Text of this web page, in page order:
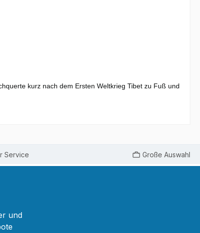
kurz nach dem Ersten Weltkrieg Tibet zu Fuß und
Service Große Auswahl
und